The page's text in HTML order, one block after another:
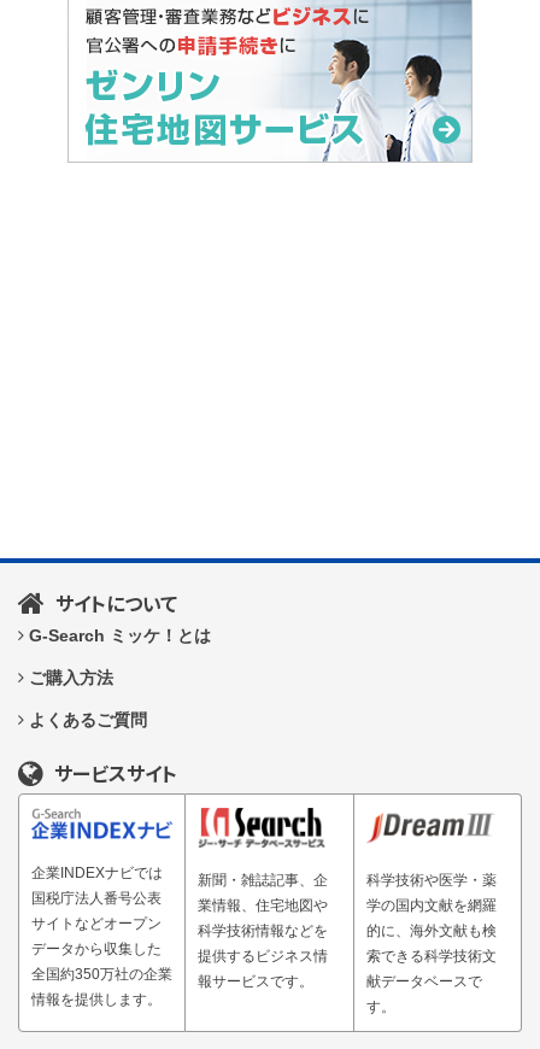
サイトについて
G-Search ミッケ！とは
ご購入方法
よくあるご質問
サービスサイト
企業INDEXナビでは
国税庁法人番号公表
サイトなどオープン
データから収集した
全国約350万社の企業
情報を提供します。
新聞・雑誌記事、企
業情報、住宅地図や
科学技術情報などを
提供するビジネス情
報サービスです。
科学技術や医学・薬
学の国内文献を網羅
的に、海外文献も検
索できる科学技術文
献データベースで
す。